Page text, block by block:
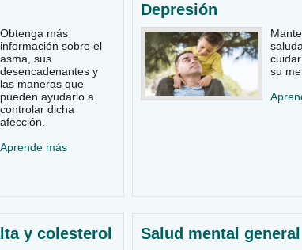
Obtenga más
información sobre el
asma, sus
desencadenantes y
las maneras que
pueden ayudarlo a
controlar dicha
afección.
Aprende más
Depresión
su
y colesterol
Salud mental general